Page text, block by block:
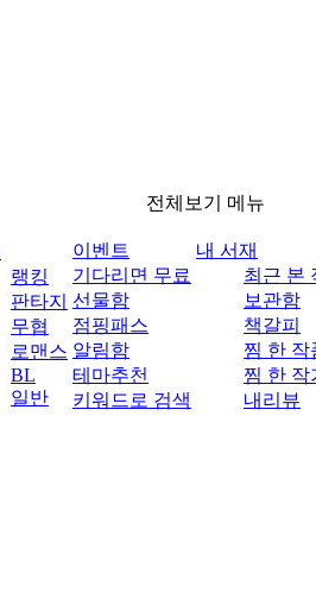
전체보기 메뉴
랭킹
판타지
무협
로맨스
BL
일반
이벤트
기다리면 무료
선물함
점핑패스
알림함
테마추천
키워드로 검색
내 서재
최근 본
보관함
책갈피
찜 한 작
찜 한 작
내리뷰